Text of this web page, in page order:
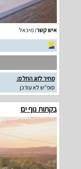
איש קשר:מיכאל
מחיר לזוג החל מ:
סופ"ש לא עודכן
בקתות נוף ים